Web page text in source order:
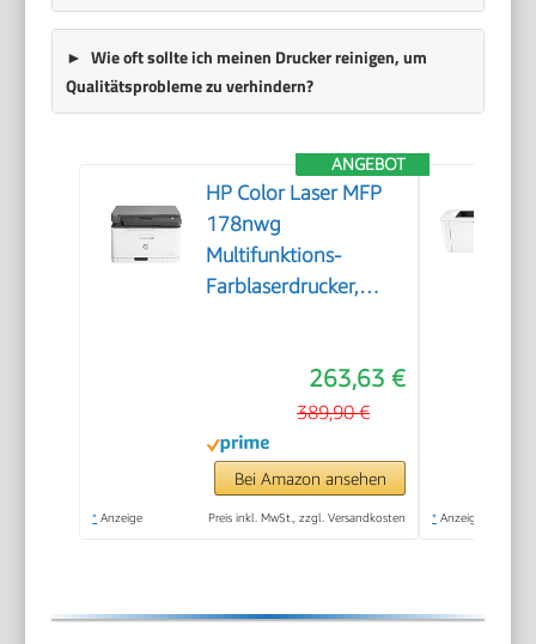
Wie oft sollte ich meinen Drucker reinigen, um
Qualitätsprobleme zu verhindern?
ANGEBOT
HP Color Laser MFP
178nwg
Multifunktions-
Farblaserdrucker,
Ethernet, USB, Smart
263,63 €
389,90 €
Bei Amazon ansehen
* Anzeige Preis inkl. MwSt., zzgl. Versandkosten * Anzeige